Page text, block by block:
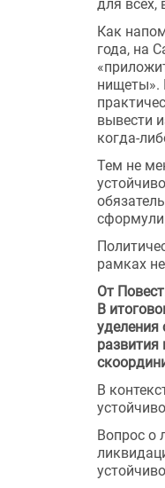
для всех,
Как
года, на
нищеты».
вывести
когда-
Тем не
рамках
От
В
уделения
В
Вопрос о